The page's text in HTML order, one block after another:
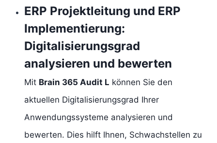
25.905,00 € 23.314,50 €.
ERP Projektleitung und ERP
Implementierung:
Digitalisierungsgrad
analysieren und bewerten
Mit Brain 365 Audit L können Sie den
aktuellen Digitalisierungsgrad Ihrer
Anwendungssysteme analysieren und
bewerten. Dies hilft Ihnen, Schwachstellen zu